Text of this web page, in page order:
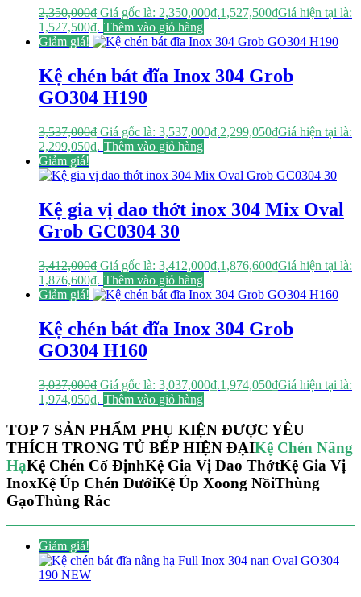
2,350,000₫ Giá gốc là: 2,350,000₫.1,527,500₫Giá hiện tại là:
1,527,500₫. Thêm vào giỏ hàng
Giảm giá!
Kệ chén bát đĩa Inox 304 Grob
GO304 H190
3,537,000₫ Giá gốc là: 3,537,000₫.2,299,050₫Giá hiện tại là:
2,299,050₫. Thêm vào giỏ hàng
Giảm giá!
Kệ gia vị dao thớt inox 304 Mix Oval
Grob GC0304 30
3,412,000₫ Giá gốc là: 3,412,000₫.1,876,600₫Giá hiện tại là:
1,876,600₫. Thêm vào giỏ hàng
Giảm giá!
Kệ chén bát đĩa Inox 304 Grob
GO304 H160
3,037,000₫ Giá gốc là: 3,037,000₫.1,974,050₫Giá hiện tại là:
1,974,050₫. Thêm vào giỏ hàng
TOP 7 SẢN PHẨM PHỤ KIỆN ĐƯỢC YÊU
THÍCH TRONG TỦ BẾP HIỆN ĐẠIKệ Chén Nâng
HạKệ Chén Cố ĐịnhKệ Gia Vị Dao ThớtKệ Gia Vị
InoxKệ Úp Chén DướiKệ Úp Xoong NồiThùng
GạoThùng Rác
Giảm giá!